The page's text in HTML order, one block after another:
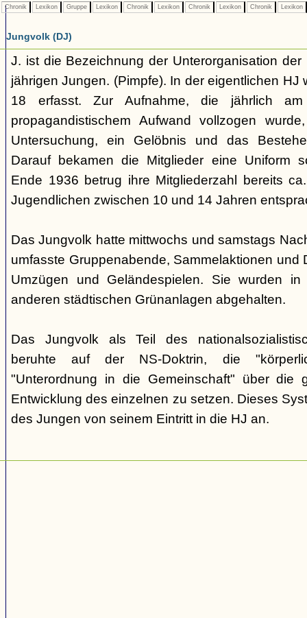
Chronik Lexikon Gruppe Lexikon Chronik Lexikon Chronik Lexikon Chronik Lexikon
Jungvolk (DJ)
J. ist die Bezeichnung der Unterorganisation
jährigen Jungen. (Pimpfe). In der eigentlichen HJ
18 erfasst. Zur Aufnahme, die jährlich
propagandistischem Aufwand vollzogen
Untersuchung, ein Gelöbnis und das
Darauf bekamen die Mitglieder eine Uniform
Ende 1936 betrug ihre Mitgliederzahl bereits
Jugendlichen zwischen 10 und 14 Jahren
Das Jungvolk hatte mittwochs und samstags
umfasste Gruppenabende, Sammelaktionen und
Umzügen und Geländespielen. Sie wurden
anderen städtischen Grünanlagen abgehalten.
Das Jungvolk als Teil des
beruhte auf der NS-Doktrin, die
"Unterordnung in die Gemeinschaft" über die
Entwicklung des einzelnen zu setzen. Dieses
des Jungen von seinem Eintritt in die HJ an.